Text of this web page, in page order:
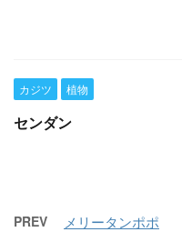
カジツ 植物
センダン
PREV メリータンポポ